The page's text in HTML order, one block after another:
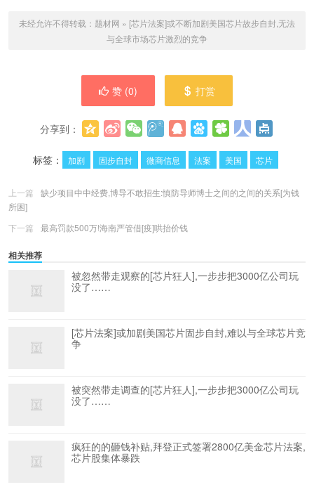
未经允许不得转载： 题材网 » [芯片法案]或不断加剧美国芯片故步自封,无法
与全球市场芯片激烈的竞争
赞 (0) 打赏
分享到：
标签：
加剧 固步自封 微商信息 法案 美国 芯片
上一篇
缺少项目中中经费,博导不敢招生:慎防导师博士之间的之间的关系[为钱
所困]
下一篇
最高罚款500万!海南严管借[疫]哄抬价钱
相关推荐
被忽然带走观察的[芯片狂人],一步步把3000亿公司玩
没了……
[芯片法案]或加剧美国芯片固步自封,难以与全球芯片竞
争
被突然带走调查的[芯片狂人],一步步把3000亿公司玩
没了……
疯狂的的砸钱补贴,拜登正式签署2800亿美金芯片法案,
芯片股集体暴跌